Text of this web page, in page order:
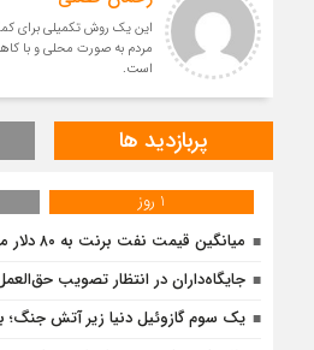
این یک روش تکمیلی برای
مردم به صورت محلی و با
است.
پربازدید ها
1 روز
میانگین قیمت نفت برنت به ۸۰ دلار می‌رسد
جایگاه‌داران در انتظار تصویب
یک سوم گازوئیل دنیا زیر آتش